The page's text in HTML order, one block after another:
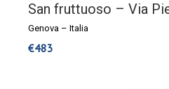
San fruttuoso – Via
Genova – Italia
€483